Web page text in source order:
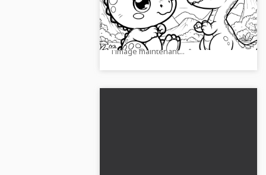
dinosaure à colorier en haute
résolution. Il vous suffit de la
télécharger et de la colorier. Obtenez
l'image maintenant...